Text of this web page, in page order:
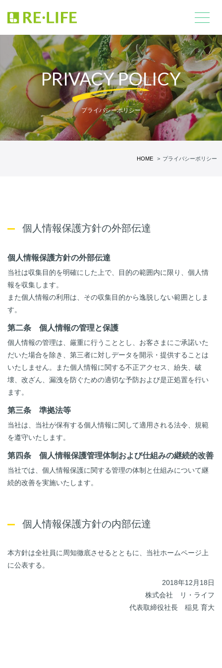
PRIVACY POLICY
プライバシーポリシー
HOME プライバシーポリシー
個人情報保護方針の外部伝達
個人情報保護方針の外部伝達
当社は収集目的を明確にした上で、目的の範囲内に限り、個人情
報を収集します。
また個人情報の利用は、その収集目的から逸脱しない範囲としま
す。
第二条 個人情報の管理と保護
個人情報の管理は、厳重に行うこととし、お客さまにご承諾いた
だいた場合を除き、第三者に対しデータを開示・提供することは
いたしません。また個人情報に関する不正アクセス、紛失、破
壊、改ざん、漏洩を防ぐための適切な予防および是正処置を行い
ます。
第三条 準拠法等
当社は、当社が保有する個人情報に関して適用される法令、規範
を遵守いたします。
第四条 個人情報保護管理体制および仕組みの継続的改善
当社では、個人情報保護に関する管理の体制と仕組みについて継
続的改善を実施いたします。
個人情報保護方針の内部伝達
本方針は全社員に周知徹底させるとともに、当社ホームページ上
に公表する。
2018年12月18日
株式会社 リ・ライフ
代表取締役社長 稲見 育大